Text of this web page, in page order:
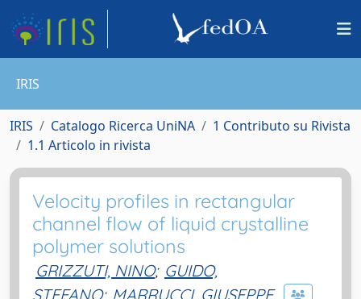
IRIS
IRIS Catalogo Ricerca UniNA
1 Contributo su Rivista
1.1 Articolo in rivista
Velocity profiles in rectangular
channel flow of liquid crystalline
polymer solutions
GRIZZUTI, NINO; GUIDO,
STEFANO; MARRUCCI, GIUSEPPE